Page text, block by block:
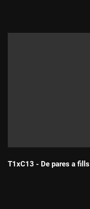
T1xC13 - De pares a fills